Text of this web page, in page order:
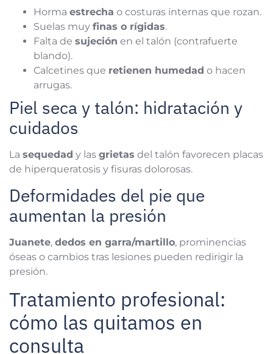
Horma estrecha o costuras internas que rozan.
Suelas muy finas o rígidas.
Falta de sujeción en el talón (contrafuerte
blando).
Calcetines que retienen humedad o hacen
arrugas.
Piel seca y talón: hidratación y
cuidados
La sequedad y las grietas del talón favorecen placas
de hiperqueratosis y fisuras dolorosas.
Deformidades del pie que
aumentan la presión
Juanete, dedos en garra/martillo, prominencias
óseas o cambios tras lesiones pueden redirigir la
presión.
Tratamiento profesional:
cómo las quitamos en
consulta